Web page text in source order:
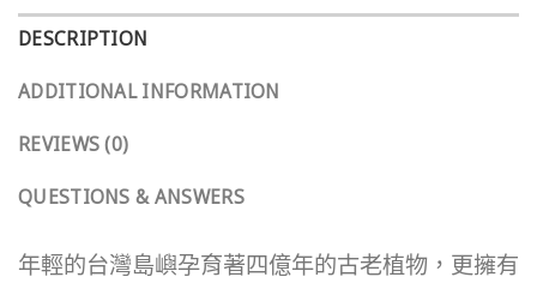
DESCRIPTION
ADDITIONAL INFORMATION
REVIEWS (0)
QUESTIONS & ANSWERS
年輕的台灣島嶼孕育著四億年的古老植物，更擁有